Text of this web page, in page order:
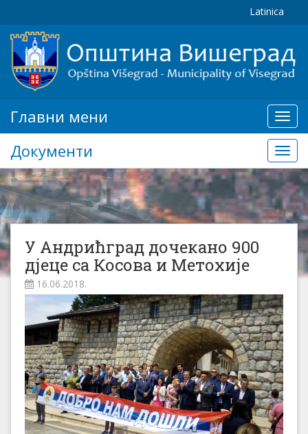
Latinica
мени
Главни мени
Документи
У Андрићград дочекано 900
дјеце са Косова и Метохије
16.06.2018.